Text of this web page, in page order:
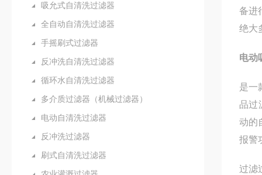
吸允式自清洗过滤器
全自动自清洗过滤器
手摇刷式过滤器
反冲洗自清洗过滤器
循环水自清洗过滤器
多介质过滤器（机械过滤器）
电动自清洗过滤器
反冲洗过滤器
刷式自清洗过滤器
备进
绝大
电动
是一
品过
动的
报警
过滤